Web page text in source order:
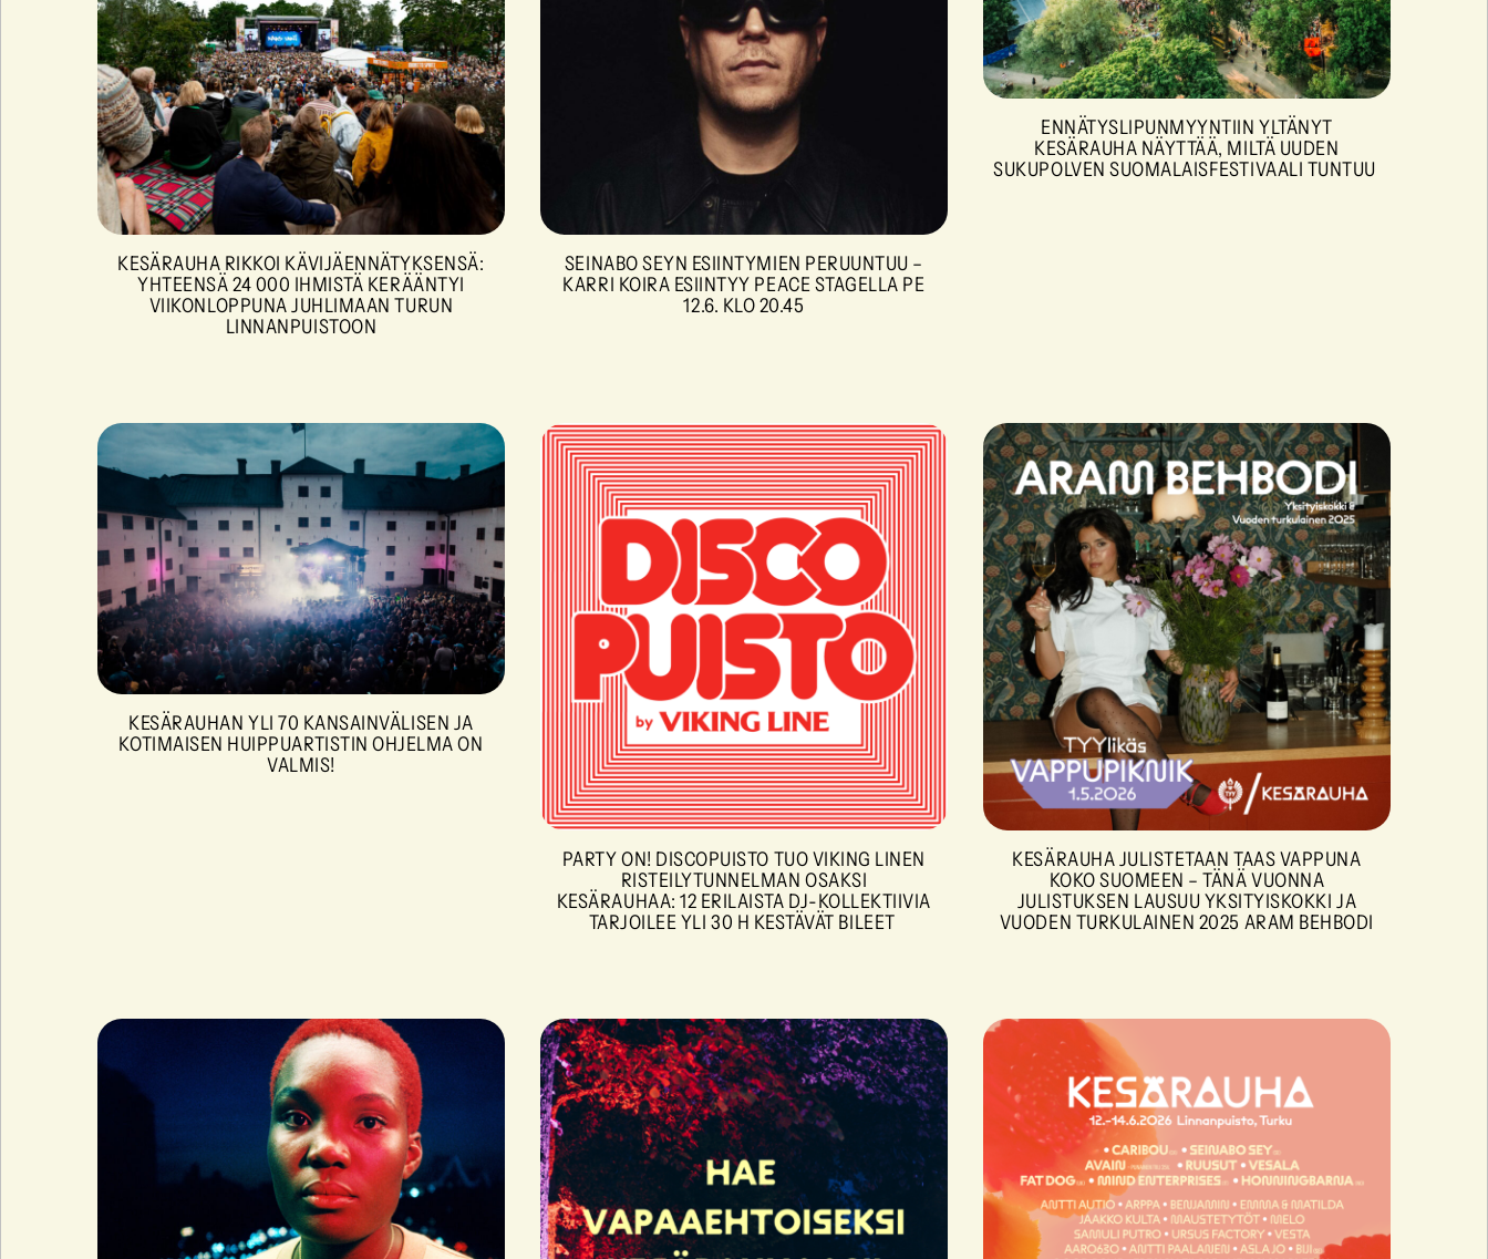
KESÄRAUHA RIKKOI KÄVIJÄENNÄTYKSENSÄ:
YHTEENSÄ 24 000 IHMISTÄ KERÄÄNTYI
VIIKONLOPPUNA JUHLIMAAN TURUN
LINNANPUISTOON
SEINABO SEYN ESIINTYMIEN PERUUNTUU –
KARRI KOIRA ESIINTYY PEACE STAGELLA PE
12.6. KLO 20.45
ENNÄTYSLIPUNMYYNTIIN YLTÄNYT
KESÄRAUHA NÄYTTÄÄ, MILTÄ UUDEN
SUKUPOLVEN SUOMALAISFESTIVAALI TUNTUU
KESÄRAUHAN YLI 70 KANSAINVÄLISEN JA
KOTIMAISEN HUIPPUARTISTIN OHJELMA ON
VALMIS!
PARTY ON! DISCOPUISTO TUO VIKING LINEN
RISTEILYTUNNELMAN OSAKSI
KESÄRAUHAA: 12 ERILAISTA DJ-KOLLEKTIIVIA
TARJOILEE YLI 30 H KESTÄVÄT BILEET
KESÄRAUHA JULISTETAAN TAAS VAPPUNA
KOKO SUOMEEN – TÄNÄ VUONNA
JULISTUKSEN LAUSUU YKSITYISKOKKI JA
VUODEN TURKULAINEN 2025 ARAM BEHBODI